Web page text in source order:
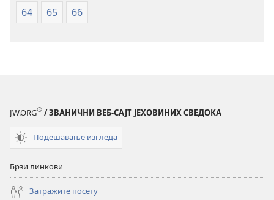
64
65 66
JW.ORG® / ЗВАНИЧНИ ВЕБ-САЈТ ЈЕХОВИНИХ СВЕДОКА
Подешавање изгледа
Брзи линкови
Затражите посету